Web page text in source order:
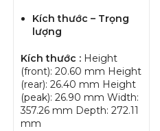
Kích thước – Trọng
lượng
Kích thước : Height
(front): 20.60 mm Height
(rear): 26.40 mm Height
(peak): 26.90 mm Width:
357.26 mm Depth: 272.11
mm